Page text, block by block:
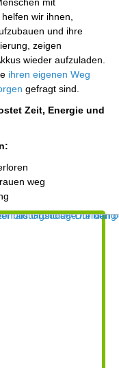
wir ihnen,
und ihre
zeigen
wieder aufzuladen.
ihren eigenen Weg
gefragt sind.
Zeit, Energie und
weg